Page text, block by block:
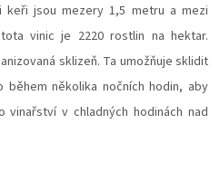
keři jsou mezery 1,5 metru a mezi
vinic je 2220 rostlin na hektar.
sklizeň. Ta umožňuje sklidit
několika nočních hodin, aby
v chladných hodinách nad